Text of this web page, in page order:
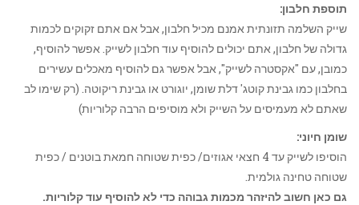
תוספת חלבון:
שייק השלמה תזונתית אמנם מכיל חלבון, אבל אם אתם זקוקים לכמות
גדולה של חלבון, אתם יכולים להוסיף עוד חלבון לשייק. אפשר להוסיף,
כמובן, עם "אקסטרה לשייק", אבל אפשר גם להוסיף מאכלים עשירים
בחלבון כמו גבינת קוטג' דלת שומן, יוגורט או גבינת ריקוטה. (רק שימו לב
שאתם לא מעמיסים על השייק ולא מוסיפים הרבה קלוריות)
שומן חיוני:
הוסיפו לשייק עד 4 חצאי אגוזים/ כפית שטוחה חמאת בוטנים / כפית
שטוחה טחינה גולמית.
גם כאן חשוב להיזהר מכמות גבוהה כדי לא להוסיף עוד קלוריות.